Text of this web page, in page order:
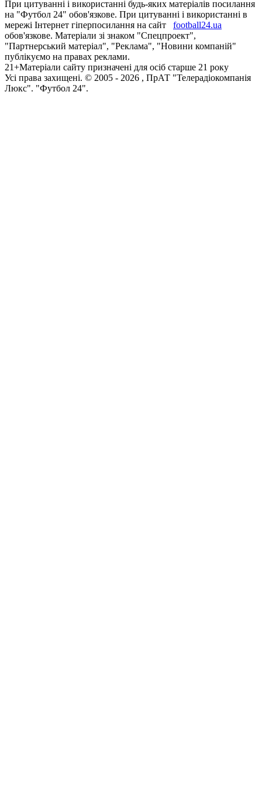
При цитуванні і використанні будь-яких матеріалів посилання
на "Футбол 24" обов'язкове. При цитуванні і використанні в
мережі Інтернет гіперпосилання на сайт
football24.ua
обов'язкове. Матеріали зі знаком "Спецпроект",
"Партнерський матеріал", "Реклама", "Новини компаній"
публікуємо на правах реклами.
21+Матеріали сайту призначені для осіб старше 21 року
Усi права захищенi. © 2005 - 2026 , ПрАТ "Телерадіокомпанія
Люкс". "Футбол 24".